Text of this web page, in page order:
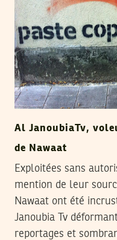
Al JanoubiaTv,
de Nawaat
Exploitées sans
mention de leur
Nawaat ont été
Janoubia Tv
reportages et